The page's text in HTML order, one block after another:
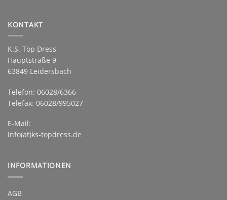
KONTAKT
K.S. Top Dress
Hauptstraße 9
63849 Leidersbach
Telefon: 06028/6366
Telefax: 06028/995027
E-Mail:
info(at)ks-topdress.de
INFORMATIONEN
AGB